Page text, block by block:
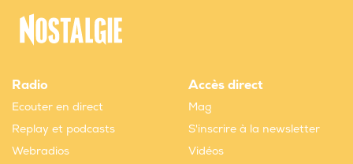
Radio
Ecouter en direct
Replay et podcasts
Webradios
Accès direct
Mag
S'inscrire à la newsletter
Vidéos